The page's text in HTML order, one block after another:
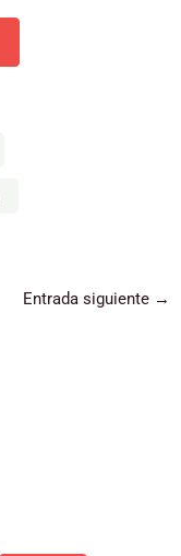
Entrada siguiente →